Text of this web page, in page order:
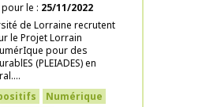
le
25/11/2022
de Lorraine recrutent
le Projet Lorrain
pour des
(PLEIADES) en
Numérique